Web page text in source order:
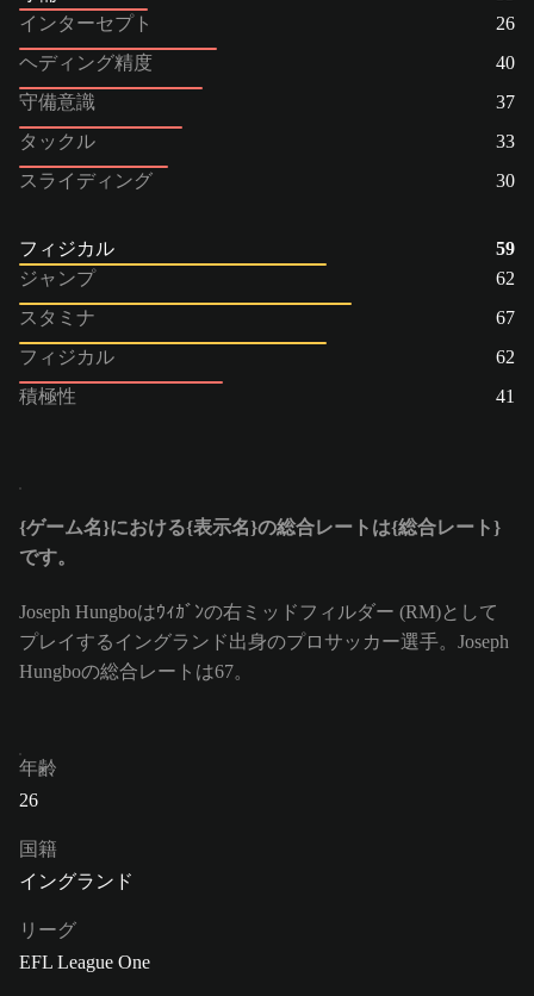
インターセプト
26
ヘディング精度
40
守備意識
37
タックル
33
スライディング
30
フィジカル
59
ジャンプ
62
スタミナ
67
フィジカル
62
積極性
41
{ゲーム名}における{表示名}の総合レートは{総合レート}
です。
Joseph Hungboはｳｨｶﾞﾝの右ミッドフィルダー (RM)として
プレイするイングランド出身のプロサッカー選手。Joseph
Hungboの総合レートは67。
年齢
26
国籍
イングランド
リーグ
EFL League One